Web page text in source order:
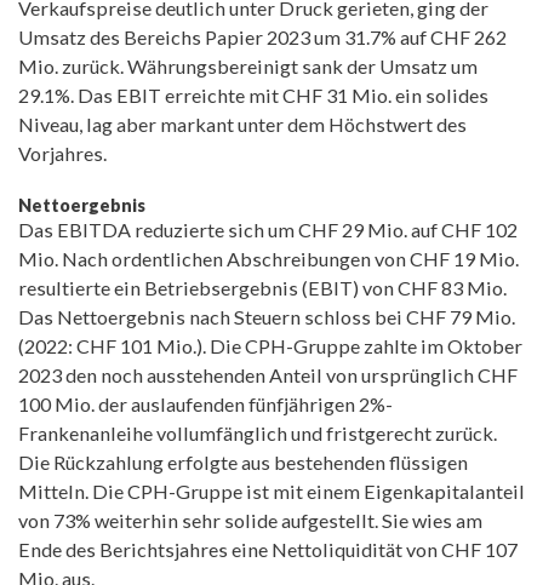
Verkaufspreise deutlich unter Druck gerieten, ging der
Umsatz des Bereichs Papier 2023 um 31.7% auf CHF 262
Mio. zurück. Währungsbereinigt sank der Umsatz um
29.1%. Das EBIT erreichte mit CHF 31 Mio. ein solides
Niveau, lag aber markant unter dem Höchstwert des
Vorjahres.
Nettoergebnis
Das EBITDA reduzierte sich um CHF 29 Mio. auf CHF 102
Mio. Nach ordentlichen Abschreibungen von CHF 19 Mio.
resultierte ein Betriebsergebnis (EBIT) von CHF 83 Mio.
Das Nettoergebnis nach Steuern schloss bei CHF 79 Mio.
(2022: CHF 101 Mio.). Die CPH-Gruppe zahlte im Oktober
2023 den noch ausstehenden Anteil von ursprünglich CHF
100 Mio. der auslaufenden fünfjährigen 2%-
Frankenanleihe vollumfänglich und fristgerecht zurück.
Die Rückzahlung erfolgte aus bestehenden flüssigen
Mitteln. Die CPH-Gruppe ist mit einem Eigenkapitalanteil
von 73% weiterhin sehr solide aufgestellt. Sie wies am
Ende des Berichtsjahres eine Nettoliquidität von CHF 107
Mio. aus.